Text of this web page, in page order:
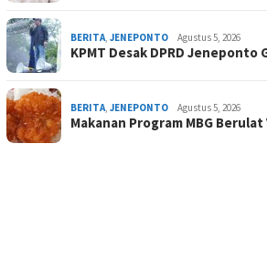
BERITA JENEPONTO Agustus 5, 2026
KPMT Desak DPRD
BERITA JENEPONTO Agustus 5, 2026
Makanan Program MBG